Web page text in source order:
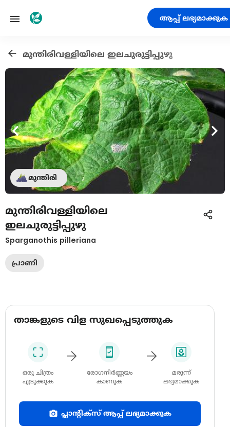
ആപ്പ് ലഭ്യമാക്കുക
മുന്തിരിവള്ളിയിലെ ഇലചുരുട്ടിപ്പുഴു
മുന്തിരി
മുന്തിരിവള്ളിയിലെ
ഇലചുരുട്ടിപ്പുഴു
Sparganothis pilleriana
പ്രാണി
താങ്കളുടെ വിള സുഖപ്പെടുത്തുക
ഒരു ചിത്രം
എടുക്കുക
രോഗനിർണ്ണയം
കാണുക
മരുന്ന്
ലഭ്യമാക്കുക
പ്ലാന്റിക്സ് ആപ്പ് ലഭ്യമാക്കുക